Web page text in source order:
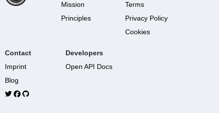
Mission
Principles
Terms
Privacy Policy
Cookies
Contact
Imprint
Blog
Developers
Open API Docs